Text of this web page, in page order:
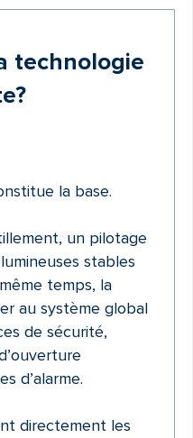
technologie
la base.
un pilotage
stables
temps, la
au système global
de sécurité,
d’alarme.
directement les